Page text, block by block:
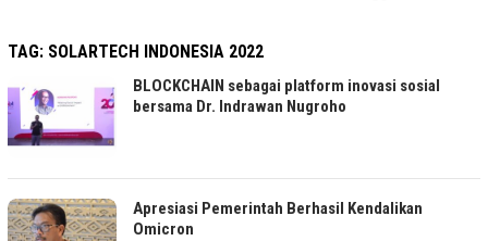
TAG: SOLARTECH INDONESIA 2022
BLOCKCHAIN sebagai platform inovasi sosial
bersama Dr. Indrawan Nugroho
Apresiasi Pemerintah Berhasil Kendalikan
Omicron